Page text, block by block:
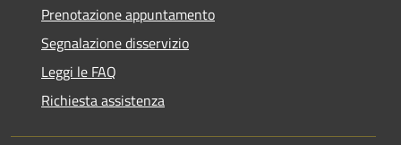
Prenotazione appuntamento
Segnalazione disservizio
Leggi le FAQ
Richiesta assistenza